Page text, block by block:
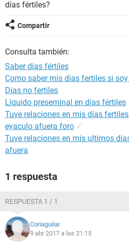
días fértiles?
Compartir
Consulta también:
Saber días fértiles
Como saber mis dias fertiles si
Dias no fertiles
Líquido preseminal en días fértiles
Tuve relaciones en mis días
eyaculo afuera foro ✓
Tuve relaciones en mis ultimos
afuera
1 respuesta
RESPUESTA 1 / 1
Coriaguilar
9 abr 2017 a las 21:15